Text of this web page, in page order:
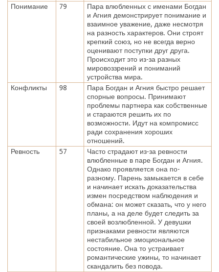
Понимание
79
Пара влюбленных с именами Богдан
и Агния демонстрирует понимание и
взаимное уважение, даже несмотря
на разность характеров. Они строят
крепкий союз, но не всегда верно
оценивают поступки друг друга.
Происходит это из-за разных
мировоззрений и пониманий
устройства мира.
Конфликты
98
Пара Богдан и Агния быстро решает
спорные вопросы. Принимают
проблемы партнера как собственные
и стараются решить их по
возможности. Идут на компромисс
ради сохранения хороших
отношений.
Ревность
57
Часто страдают из-за ревности
влюбленные в паре Богдан и Агния.
Однако проявляется она по-
разному. Парень замыкается в себе
и начинает искать доказательства
измен посредством наблюдения и
обмана: он может сказать, что у него
планы, а на деле будет следить за
своей возлюбленной. У девушки
признаками ревности являются
нестабильное эмоциональное
состояние. Она то устраивает
романтические ужины, то начинает
скандалить без повода.